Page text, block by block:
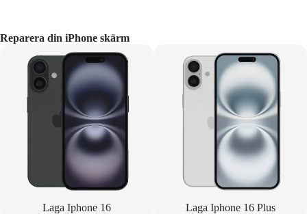
Reparera din iPhone skärm
Laga Iphone 16 Laga Iphone 16 Plus